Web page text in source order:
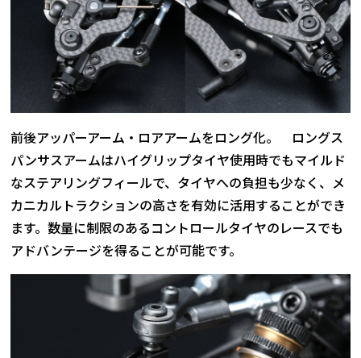
前後アッパーアーム・ロアアームをロング化。 ロングス
パンサスアームはハイグリップタイヤ使用時でもマイルド
なステアリングフィールで、タイヤへの負担も少なく、メ
カニカルトラクションの高さを有効に活用することができ
ます。数量に制限のあるコントロールタイヤのレースでも
アドバンテージを得ることが可能です。